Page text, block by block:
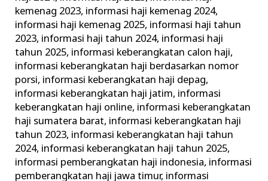
kemenag 2023, informasi haji kemenag 2024,
informasi haji kemenag 2025, informasi haji tahun
2023, informasi haji tahun 2024, informasi haji
tahun 2025, informasi keberangkatan calon haji,
informasi keberangkatan haji berdasarkan nomor
porsi, informasi keberangkatan haji depag,
informasi keberangkatan haji jatim, informasi
keberangkatan haji online, informasi keberangkatan
haji sumatera barat, informasi keberangkatan haji
tahun 2023, informasi keberangkatan haji tahun
2024, informasi keberangkatan haji tahun 2025,
informasi pemberangkatan haji indonesia, informasi
pemberangkatan haji jawa timur, informasi